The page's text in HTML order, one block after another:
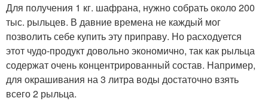
Для получения 1 кг. шафрана, нужно собрать около 200
тыс. рыльцев. В давние времена не каждый мог
позволить себе купить эту приправу. Но расходуется
этот чудо-продукт довольно экономично, так как рыльца
содержат очень концентрированный состав. Например,
для окрашивания на 3 литра воды достаточно взять
всего 2 рыльца.